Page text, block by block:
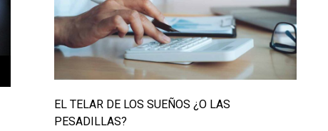
EL TELAR DE LOS SUEÑOS ¿O LAS
PESADILLAS?